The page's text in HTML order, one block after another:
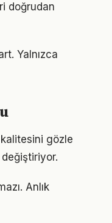
doğrudan
Yalnızca
kalitesini gözle
Anlık